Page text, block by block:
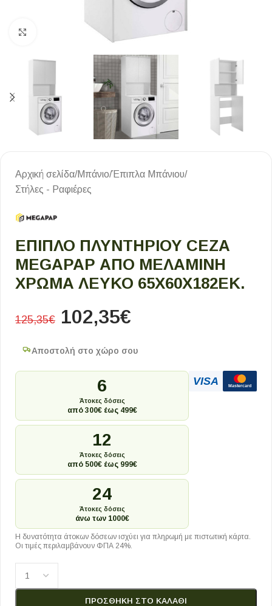
Κλικ για μεγέθυνση
Αρχική σελίδα/Μπάνιο/Έπιπλα Μπάνιου/
Στήλες - Ραφιέρες
ΈΠΙΠΛΟ ΠΛΥΝΤΗΡΊΟΥ CEZA
MEGAPAP ΑΠΌ ΜΕΛΑΜΊΝΗ
ΧΡΏΜΑ ΛΕΥΚΌ 65X60X182ΕΚ.
125,35€ 102,35€
Αποστολή στο χώρο σου
6
Άτοκες δόσεις
από 300€ έως 499€
12
Άτοκες δόσεις
από 500€ έως 999€
24
Άτοκες δόσεις
άνω των 1000€
VISA Mastercard
Η δυνατότητα άτοκων δόσεων ισχύει για πληρωμή με πιστωτική κάρτα.
Οι τιμές περιλαμβάνουν ΦΠΑ 24%.
ΠΡΟΣΘΉΚΗ ΣΤΟ ΚΑΛΆΘΙ